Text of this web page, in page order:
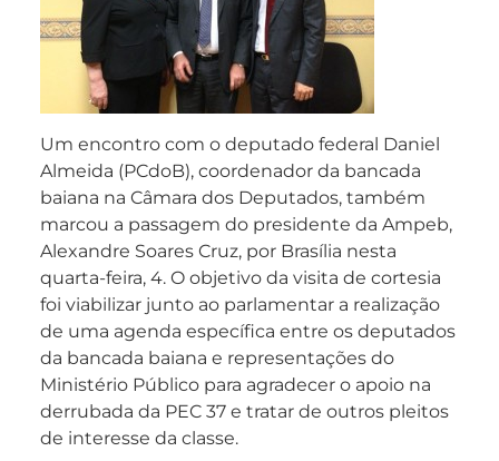
Um encontro com o deputado federal Daniel
Almeida (PCdoB), coordenador da bancada
baiana na Câmara dos Deputados, também
marcou a passagem do presidente da Ampeb,
Alexandre Soares Cruz, por Brasília nesta
quarta-feira, 4. O objetivo da visita de cortesia
foi viabilizar junto ao parlamentar a realização
de uma agenda específica entre os deputados
da bancada baiana e representações do
Ministério Público para agradecer o apoio na
derrubada da PEC 37 e tratar de outros pleitos
de interesse da classe.